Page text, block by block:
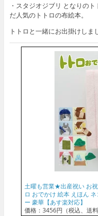
・スタジオジブリ となりの
だ人気のトトロの布絵本。
トトロと一緒にお出掛けしま
土曜も営業★出産祝い お
ロ おでかけ 絵本 えほん
ー 豪華【あす楽対応】
価格：3456円（税込、送